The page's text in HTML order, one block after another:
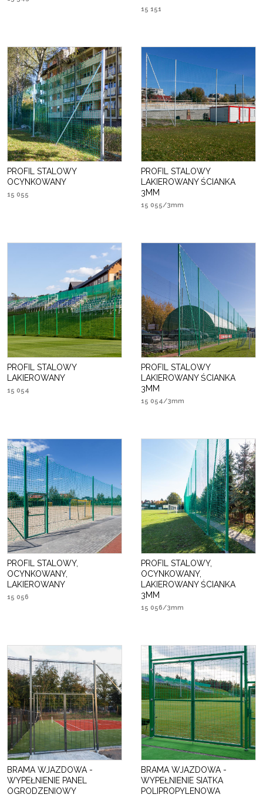
15 151
PROFIL STALOWY
OCYNKOWANY
15 055
PROFIL STALOWY
LAKIEROWANY ŚCIANKA
3MM
15 055/3mm
PROFIL STALOWY
LAKIEROWANY
15 054
PROFIL STALOWY
LAKIEROWANY ŚCIANKA
3MM
15 054/3mm
PROFIL STALOWY,
OCYNKOWANY,
LAKIEROWANY
15 056
PROFIL STALOWY,
OCYNKOWANY,
LAKIEROWANY ŚCIANKA
3MM
15 056/3mm
BRAMA WJAZDOWA -
WYPEŁNIENIE PANEL
OGRODZENIOWY
BRAMA WJAZDOWA -
WYPEŁNIENIE SIATKA
POLIPROPYLENOWA